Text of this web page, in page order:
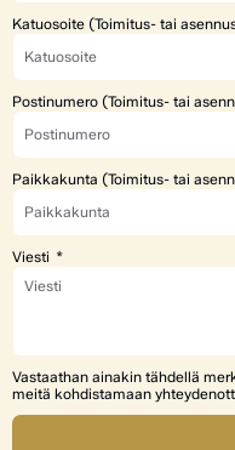
Katuosoite (Toimitus- tai
Postinumero (Toimitus- tai
Paikkakunta (Toimitus- tai
Viesti
Vastaathan ainakin tähdellä
meitä kohdistamaan